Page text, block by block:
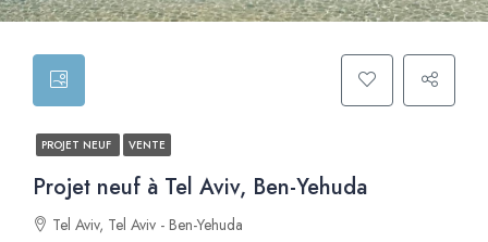
PROJET NEUF VENTE
Projet neuf à Tel Aviv, Ben-Yehuda
Tel Aviv, Tel Aviv - Ben-Yehuda